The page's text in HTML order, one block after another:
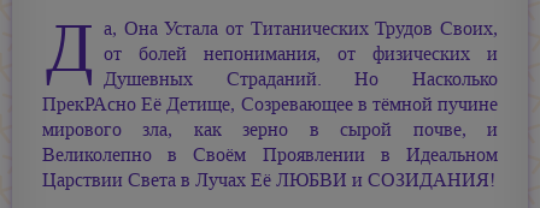
Д а, Она Устала от Титанических Трудов Своих,
от болей непонимания, от физических и
Душевных Страданий. Но Насколько
ПрекРАсно Её Детище, Созревающее в тёмной пучине
мирового зла, как зерно в сырой почве, и
Великолепно в Своём Проявлении в Идеальном
Царствии Света в Лучах Её ЛЮБВИ и СОЗИДАНИЯ!